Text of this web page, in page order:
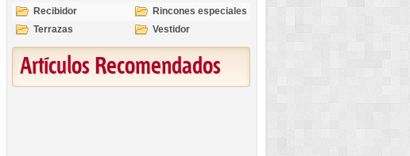
revestimientos
Recibidor
Rincones especiales
Terrazas
Vestidor
Artículos Recomendados